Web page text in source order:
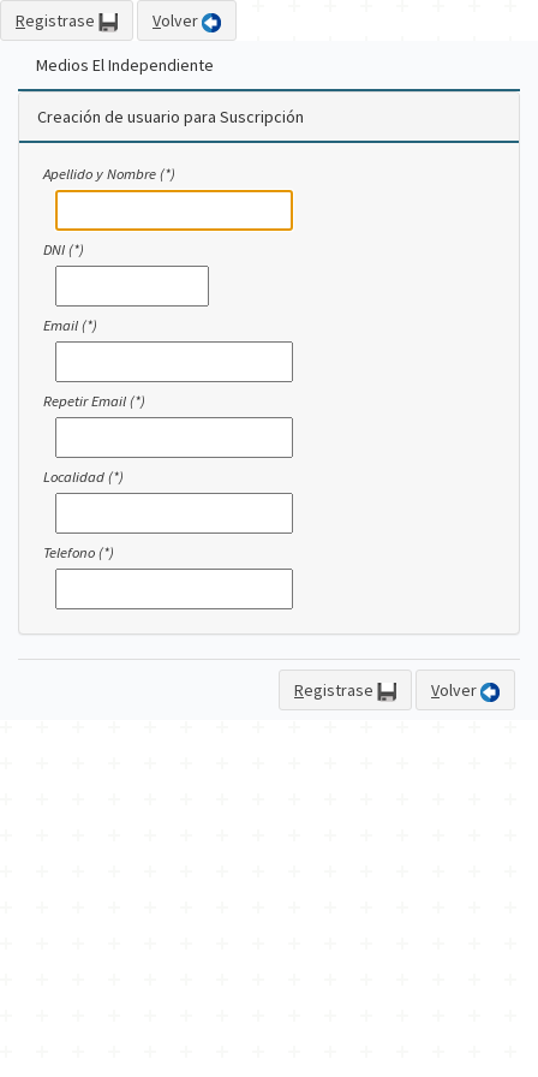
Registrase Volver
Medios El Independiente
Creación de usuario para Suscripción
Apellido y Nombre (*)
DNI (*)
Email (*)
Repetir Email (*)
Localidad (*)
Telefono (*)
Registrase Volver